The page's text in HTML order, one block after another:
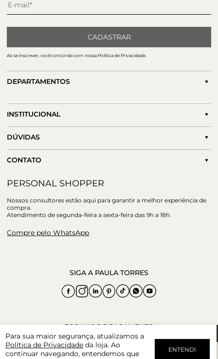
Para sua maior segurança, atualizamos a
Política de Privacidade da loja. Ao
continuar navegando, entendemos que
ENTENDI
CADASTRAR
Ao se inscrever, você concorda com nossa Política de Privacidade.
DEPARTAMENTOS
INSTITUCIONAL
DÚVIDAS
CONTATO
PERSONAL SHOPPER
Nossos consultores estão aqui para garantir a melhor experiência de
compra.
Atendimento de segunda-feira a sexta-feira das 9h a 18h.
Compre pelo WhatsApp